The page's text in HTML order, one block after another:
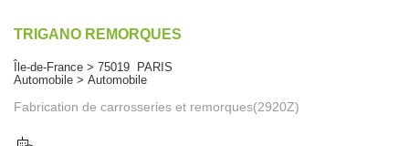
TRIGANO REMORQUES
Île-de-France > 75019 PARIS
Automobile > Automobile
Fabrication de carrosseries et remorques(2920Z)